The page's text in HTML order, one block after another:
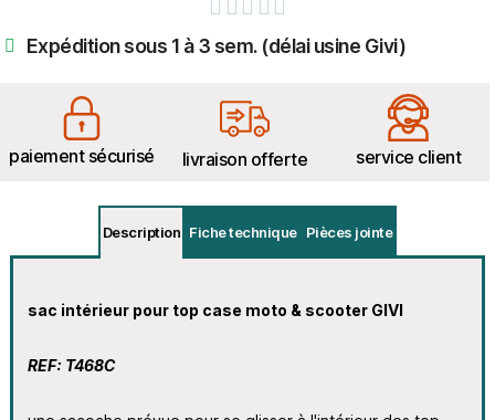
    
Expédition sous 1 à 3 sem. (délai usine Givi)
paiement sécurisé livraison offerte service client
Description Fiche technique Pièces jointe
sac intérieur pour top case moto & scooter GIVI
REF: T468C